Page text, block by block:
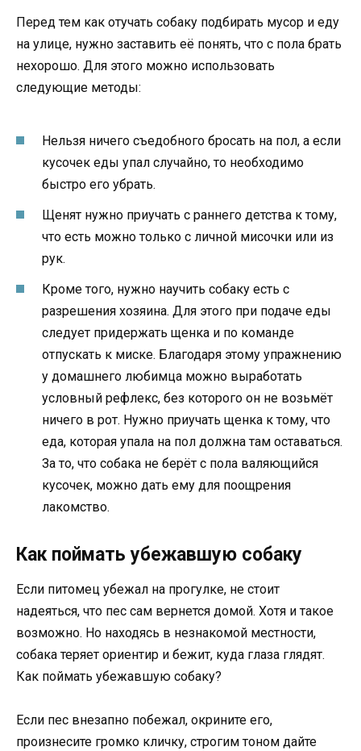
Перед тем как отучать собаку подбирать мусор и еду
на улице, нужно заставить её понять, что с пола брать
нехорошо. Для этого можно использовать
следующие методы:
Нельзя ничего съедобного бросать на пол, а если
кусочек еды упал случайно, то необходимо
быстро его убрать.
Щенят нужно приучать с раннего детства к тому,
что есть можно только с личной мисочки или из
рук.
Кроме того, нужно научить собаку есть с
разрешения хозяина. Для этого при подаче еды
следует придержать щенка и по команде
отпускать к миске. Благодаря этому упражнению
у домашнего любимца можно выработать
условный рефлекс, без которого он не возьмёт
ничего в рот. Нужно приучать щенка к тому, что
еда, которая упала на пол должна там оставаться.
За то, что собака не берёт с пола валяющийся
кусочек, можно дать ему для поощрения
лакомство.
Как поймать убежавшую собаку
Если питомец убежал на прогулке, не стоит
надеяться, что пес сам вернется домой. Хотя и такое
возможно. Но находясь в незнакомой местности,
собака теряет ориентир и бежит, куда глаза глядят.
Как поймать убежавшую собаку?
Если пес внезапно побежал, окрините его,
произнесите громко кличку, строгим тоном дайте